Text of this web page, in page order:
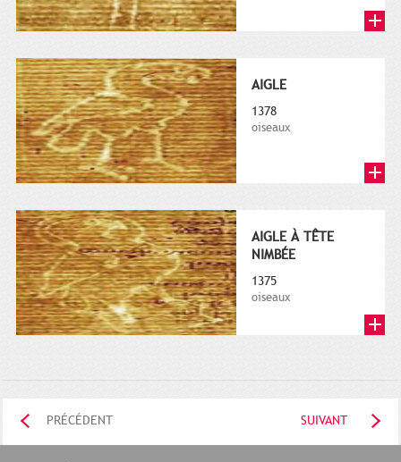
AIGLE
1378
oiseaux
AIGLE À TÊTE
NIMBÉE
1375
oiseaux
PRÉCÉDENT SUIVANT